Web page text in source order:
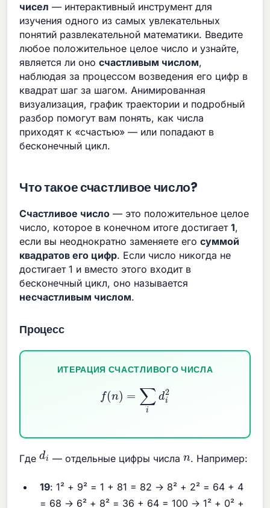
чисел — интерактивный инструмент для
изучения одного из самых увлекательных
понятий развлекательной математики. Введите
любое положительное целое число и узнайте,
является ли оносчастливым числом,
наблюдая за процессом возведения его цифр в
квадрат шаг за шагом. Анимированная
визуализация, график траектории и подробный
разбор помогут вам понять, как числа
приходят к «счастью» — или попадают в
бесконечный цикл.
Что такое счастливое число?
Счастливое число — это положительное целое
число, которое в конечном итоге достигает1,
если вы неоднократно заменяете егосуммой
квадратов его цифр. Если число никогда не
достигает 1 и вместо этого входит в
бесконечный цикл, оно называется
несчастливым числом.
Процесс
ИТЕРАЦИЯ СЧАСТЛИВОГО ЧИСЛА
f n ∑idi2
Гдеd — отдельные цифры числа n. Например:
19: 1² + 9² = 1 + 81 = 82 → 8² + 2² = 64 + 4
= 68 → 6² + 8² = 36 + 64 = 100 → 1² + 0² +